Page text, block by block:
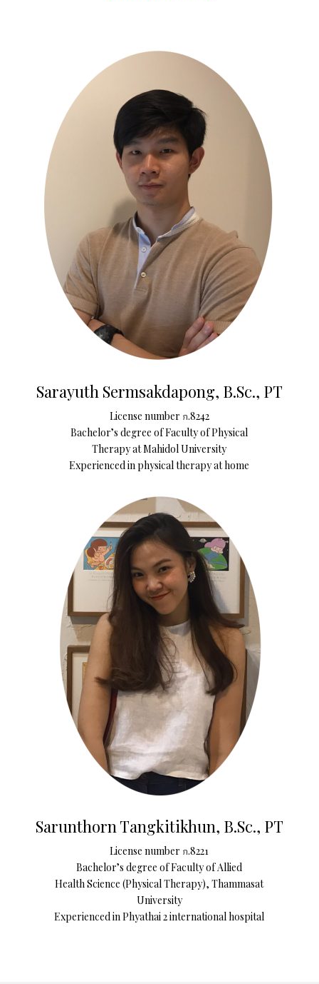
Sarayuth Sermsakdapong, B.Sc., PT
License number ก.8242
Bachelor’s degree of Faculty of Physical
Therapy at Mahidol University
Experienced in physical therapy at home
Sarunthorn Tangkitikhun, B.Sc., PT
License number ก.8221
Bachelor’s degree of Faculty of Allied
Health Science (Physical Therapy), Thammasat
University
Experienced in Phyathai 2 international hospital